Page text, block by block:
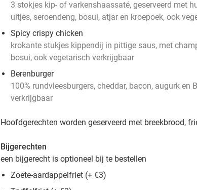
3 stokjes kip- of varkenshaassaté, geserveerd met
uitjes, seroendeng, bosui, atjar en kroepoek, ook
Spicy crispy chicken
krokante stukjes kippendij in pittige saus, met
bosui, ook vegetarisch verkrijgbaar
Berenburger
100% rundvleesburgers, cheddar, bacon, augurk en
verkrijgbaar
Hoofdgerechten worden geserveerd met breekbrood,
Bijgerechten
een bijgerecht is optioneel bij te bestellen
Zoete-aardappelfriet (+ €3)